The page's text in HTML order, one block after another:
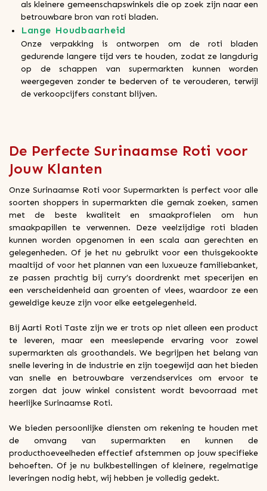
als kleinere gemeenschapswinkels die op zoek zijn naar een
betrouwbare bron van roti bladen.
Lange Houdbaarheid
Onze verpakking is ontworpen om de roti bladen
gedurende langere tijd vers te houden, zodat ze langdurig
op de schappen van supermarkten kunnen worden
weergegeven zonder te bederven of te verouderen, terwijl
de verkoopcijfers constant blijven.
De Perfecte Surinaamse Roti voor
Jouw Klanten
Onze Surinaamse Roti voor Supermarkten is perfect voor alle
soorten shoppers in supermarkten die gemak zoeken, samen
met de beste kwaliteit en smaakprofielen om hun
smaakpapillen te verwennen. Deze veelzijdige roti bladen
kunnen worden opgenomen in een scala aan gerechten en
gelegenheden. Of je het nu gebruikt voor een thuisgekookte
maaltijd of voor het plannen van een luxueuze familiebanket,
ze passen prachtig bij curry’s doordrenkt met specerijen en
een verscheidenheid aan groenten of vlees, waardoor ze een
geweldige keuze zijn voor elke eetgelegenheid.
Bij Aarti Roti Taste zijn we er trots op niet alleen een product
te leveren, maar een meeslepende ervaring voor zowel
supermarkten als groothandels. We begrijpen het belang van
snelle levering in de industrie en zijn toegewijd aan het bieden
van snelle en betrouwbare verzendservices om ervoor te
zorgen dat jouw winkel consistent wordt bevoorraad met
heerlijke Surinaamse Roti.
We bieden persoonlijke diensten om rekening te houden met
de omvang van supermarkten en kunnen de
producthoeveelheden effectief afstemmen op jouw specifieke
behoeften. Of je nu bulkbestellingen of kleinere, regelmatige
leveringen nodig hebt, wij hebben je volledig gedekt.